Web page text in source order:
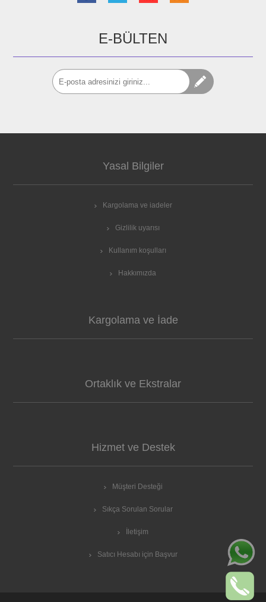
E-BÜLTEN
Yasal Bilgiler
Kargolama ve iadeler
Gizlilik uyarısı
Kullanım koşulları
Hakkımızda
Kargolama ve İade
Ortaklık ve Ekstralar
Hizmet ve Destek
Müşteri Desteği
Sıkça Sorulan Sorular
İletişim
Satıcı Hesabı için Başvur